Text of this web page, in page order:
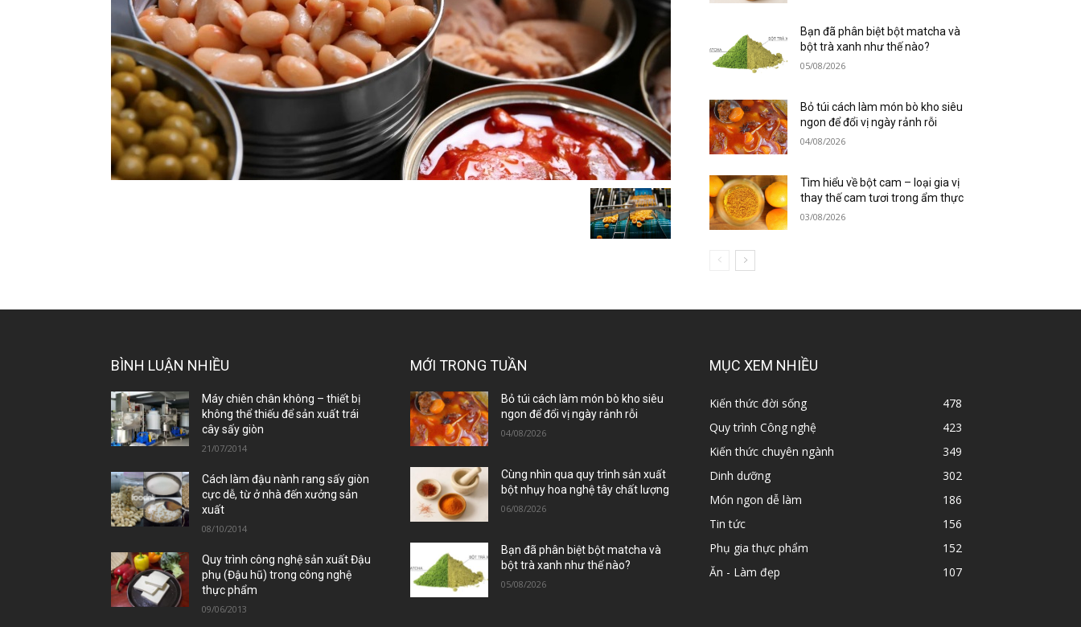
Bạn đã phân biệt bột matcha và
bột trà xanh như thế nào?
05/08/2026
Bỏ túi cách làm món bò kho siêu
ngon để đổi vị ngày rảnh rỗi
04/08/2026
Tìm hiểu về bột cam – loại gia vị
thay thế cam tươi trong ẩm thực
03/08/2026
BÌNH LUẬN NHIỀU
Máy chiên chân không – thiết bị
không thể thiếu để sản xuất trái
cây sấy giòn
21/07/2014
Cách làm đậu nành rang sấy giòn
cực dễ, từ ở nhà đến xưởng sản
xuất
08/10/2014
Quy trình công nghệ sản xuất Đậu
phụ (Đậu hũ) trong công nghệ
thực phẩm
09/06/2013
MỚI TRONG TUẦN
Bỏ túi cách làm món bò kho siêu
ngon để đổi vị ngày rảnh rỗi
04/08/2026
Cùng nhìn qua quy trình sản xuất
bột nhụy hoa nghệ tây chất lượng
06/08/2026
Bạn đã phân biệt bột matcha và
bột trà xanh như thế nào?
05/08/2026
MỤC XEM NHIỀU
Kiến thức đời sống
478
Quy trình Công nghệ
423
Kiến thức chuyên ngành
349
Dinh dưỡng
302
Món ngon dễ làm
186
Tin tức
156
Phụ gia thực phẩm
152
Ăn - Làm đẹp
107